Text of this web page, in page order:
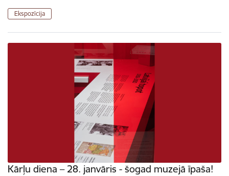
Ekspozīcija
Kārļu diena – 28. janvāris - šogad muzejā īpaša!